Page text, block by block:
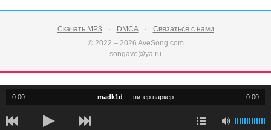
Скачать MP3 DMCA
Связаться с нами
© 2022 – 2026 AveSong.com
songave@ya.ru
0:00 0:00
madk1d — питер паркер